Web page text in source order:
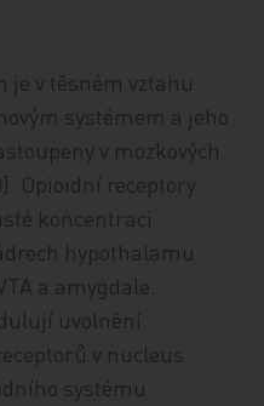
je v těsném vztahu
systémem a jeho
v mozkových
Opioidní receptory
koncentraci
hypothalamu
a amygdale.
uvolnění
v nucleus
systému